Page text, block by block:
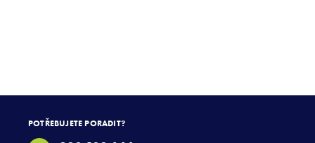
POTŘEBUJETE PORADIT?